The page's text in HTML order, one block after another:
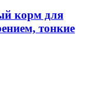
корм для
тонкие